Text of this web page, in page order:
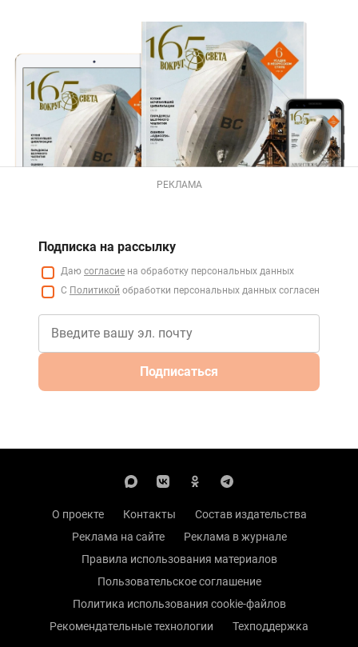
РЕКЛАМА
Подписка на рассылку
Даю согласие на обработку персональных данных
С Политикой обработки персональных данных согласен
Подписаться
О проекте Контакты
Состав издательства
Реклама на сайте
Реклама в журнале
Правила использования материалов
Пользовательское соглашение
Политика использования cookie-файлов
Рекомендательные технологии
Техподдержка